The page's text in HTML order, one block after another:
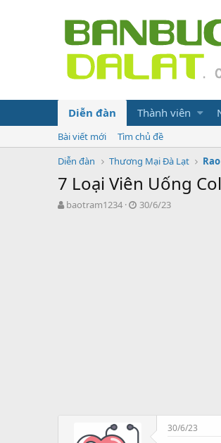
Diễn đàn Thành viên
Bài viết mới
Tìm chủ đề
Diễn đàn
Thương Mại Đà Lạt
7 Loại Viên Uống
N
baotram1234
N
30/6/23
30/6/23